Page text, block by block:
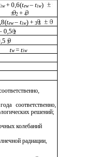
iw + 0,6(tew – tiw)
±2 + 4
tew – tiw) + 3 5
0,52
3
tw = tiw
соответственно,
решений;
колебаний
радиации,